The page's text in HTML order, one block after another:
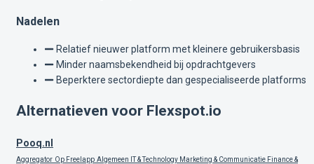
Nadelen
Relatief nieuwer platform met kleinere gebruikersbasis
Minder naamsbekendheid bij opdrachtgevers
Beperktere sectordiepte dan gespecialiseerde platforms
Alternatieven voor Flexspot.io
Pooq.nl
Aggregator Op Freelapp Algemeen IT & Technology Marketing & Communicatie Finance &